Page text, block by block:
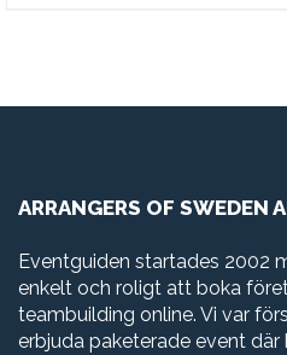
ARRANGERS OF SWEDEN
Eventguiden startades 2002
enkelt och roligt att boka
teambuilding online. Vi var
erbjuda paketerade event där